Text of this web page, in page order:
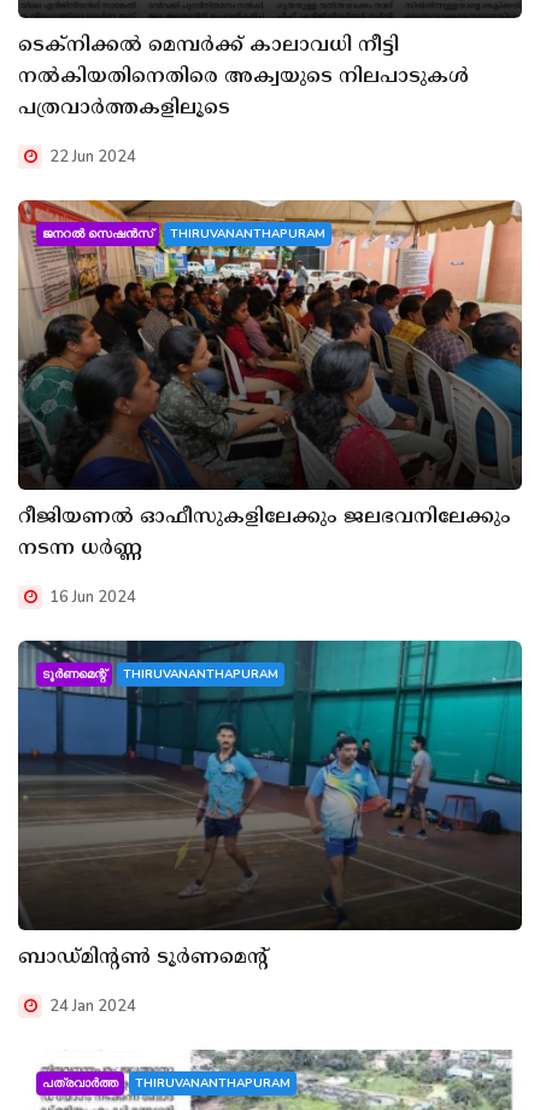
ടെക്നിക്കൽ മെമ്പർക്ക് കാലാവധി നീട്ടി
നൽകിയതിനെതിരെ അക്വയുടെ നിലപാടുകൾ
പത്രവാർത്തകളിലൂടെ
22 Jun 2024
ജനറൽ സെഷൻസ് THIRUVANANTHAPURAM
റീജിയണൽ ഓഫീസുകളിലേക്കും ജലഭവനിലേക്കും
നടന്ന ധർണ്ണ
16 Jun 2024
ടൂർണമെന്റ് THIRUVANANTHAPURAM
ബാഡ്മിന്റൺ ടൂർണമെന്റ്
24 Jan 2024
പത്രവാർത്ത THIRUVANANTHAPURAM